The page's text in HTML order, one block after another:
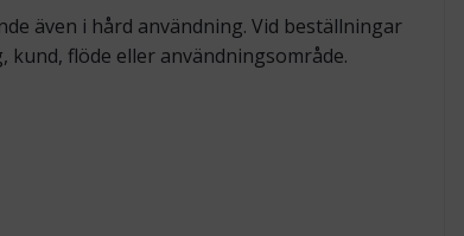
även i hård användning. Vid beställningar
flöde eller användningsområde.